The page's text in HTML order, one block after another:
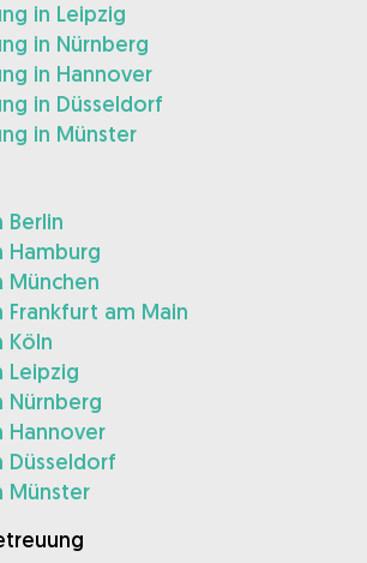
in Leipzig
in Nürnberg
in Hannover
in Düsseldorf
in Münster
Berlin
Hamburg
München
Frankfurt am Main
Köln
Leipzig
Nürnberg
Hannover
Düsseldorf
Münster